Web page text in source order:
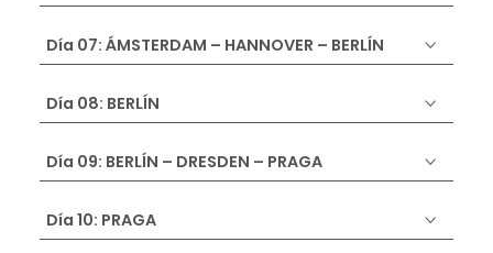
Día 07: ÁMSTERDAM – HANNOVER – BERLÍN
Día 08: BERLÍN
Día 09: BERLÍN – DRESDEN – PRAGA
Día 10: PRAGA